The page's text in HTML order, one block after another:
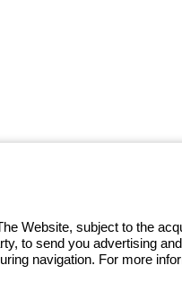
w
Website, subject to the
to send you advertising
navigation. For more